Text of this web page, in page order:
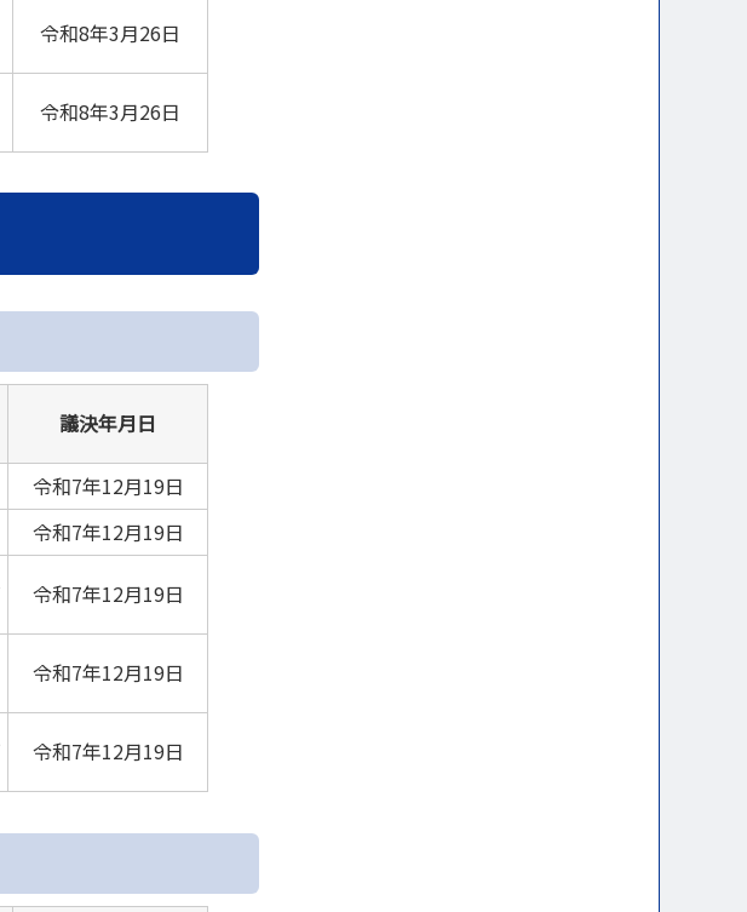
令和8年3月26日
令和8年3月26日
議決年月日
令和7年12月19日
令和7年12月19日
令和7年12月19日
令和7年12月19日
令和7年12月19日